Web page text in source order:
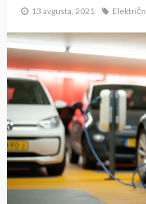
13 avgusta, 2021